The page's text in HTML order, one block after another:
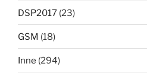
DSP2017 (23)
GSM (18)
Inne (294)